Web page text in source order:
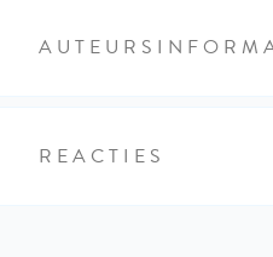
REACTIES